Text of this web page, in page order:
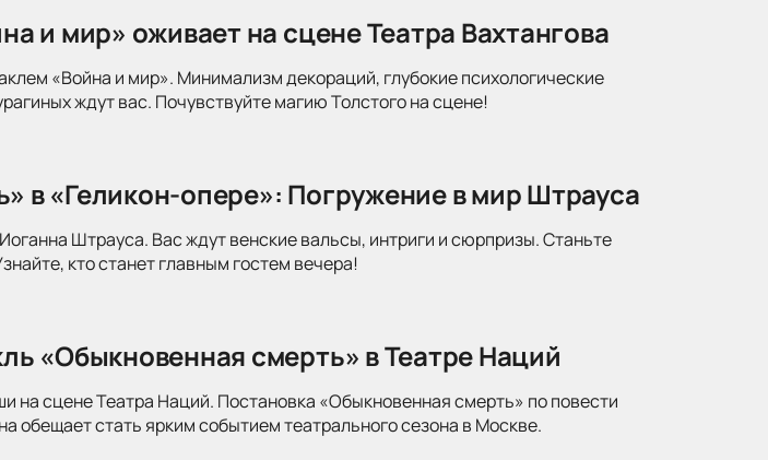
и мир» оживает на сцене Театра Вахтангова
«Война и мир». Минимализм декораций, глубокие психологические
ждут вас. Почувствуйте магию Толстого на сцене!
в «Геликон-опере»: Погружение в мир Штрауса
Штрауса. Вас ждут венские вальсы, интриги и сюрпризы. Станьте
кто станет главным гостем вечера!
«Обыкновенная смерть» в Театре Наций
на сцене Театра Наций. Постановка «Обыкновенная смерть» по повести
обещает стать ярким событием театрального сезона в Москве.